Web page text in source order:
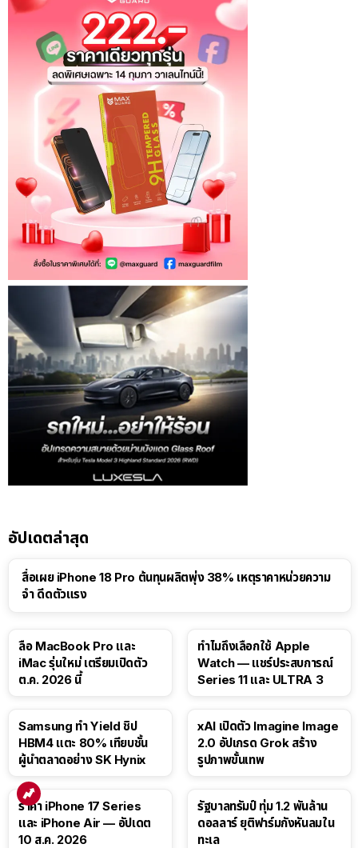
อัปเดตล่าสุด
สื่อเผย iPhone 18 Pro ต้นทุนผลิตพุ่ง 38% เหตุราคาหน่วยความ
จำ ดีดตัวแรง
ลือ MacBook Pro และ
iMac รุ่นใหม่ เตรียมเปิดตัว
ต.ค. 2026 นี้
ทำไมถึงเลือกใช้ Apple
Watch — แชร์ประสบการณ์
Series 11 และ ULTRA 3
Samsung ทำ Yield ชิป
HBM4 แตะ 80% เทียบชั้น
ผู้นำตลาดอย่าง SK Hynix
xAI เปิดตัว Imagine Image
2.0 อัปเกรด Grok สร้าง
รูปภาพขั้นเทพ
ราคา iPhone 17 Series
และ iPhone Air — อัปเดต
10 ส.ค. 2026
รัฐบาลทรัมป์ ทุ่ม 1.2 พันล้าน
ดอลลาร์ ยุติฟาร์มกังหันลมใน
ทะเล